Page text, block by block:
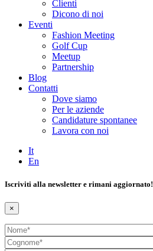
Clienti
Dicono di noi
Eventi
Fashion Meeting
Golf Cup
Meetup
Partnership
Blog
Contatti
Dove siamo
Per le aziende
Candidature spontanee
Lavora con noi
It
En
Iscriviti alla newsletter e rimani aggiornato!
×